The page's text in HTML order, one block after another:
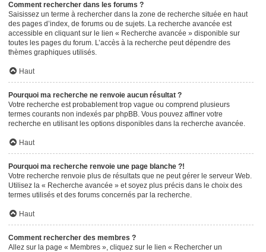
Comment rechercher dans les forums ?
Saisissez un terme à rechercher dans la zone de recherche située en haut
des pages d’index, de forums ou de sujets. La recherche avancée est
accessible en cliquant sur le lien « Recherche avancée » disponible sur
toutes les pages du forum. L’accès à la recherche peut dépendre des
thèmes graphiques utilisés.
Haut
Pourquoi ma recherche ne renvoie aucun résultat ?
Votre recherche est probablement trop vague ou comprend plusieurs
termes courants non indexés par phpBB. Vous pouvez affiner votre
recherche en utilisant les options disponibles dans la recherche avancée.
Haut
Pourquoi ma recherche renvoie une page blanche ?!
Votre recherche renvoie plus de résultats que ne peut gérer le serveur Web.
Utilisez la « Recherche avancée » et soyez plus précis dans le choix des
termes utilisés et des forums concernés par la recherche.
Haut
Comment rechercher des membres ?
Allez sur la page « Membres », cliquez sur le lien « Rechercher un